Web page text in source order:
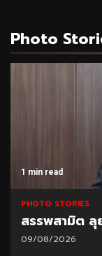
Photo
1 min read
PHOTO STORIES
สรรพสามิต ลุ
09/08/2026